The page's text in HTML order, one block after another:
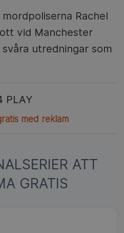
Rachel
vid Manchester
utredningar som
PLAY
med reklam
ATT
GRATIS